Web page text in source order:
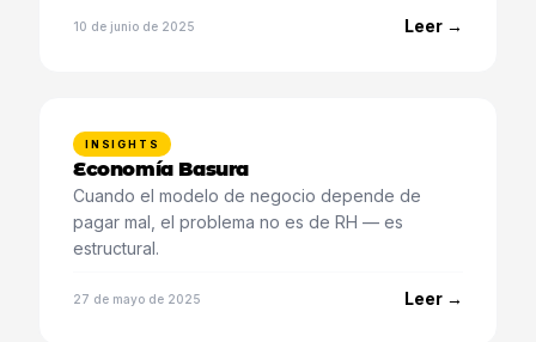
10 de junio de 2025 Leer →
INSIGHTS
Economía Basura
Cuando el modelo de negocio depende de
pagar mal, el problema no es de RH — es
estructural.
27 de mayo de 2025 Leer →